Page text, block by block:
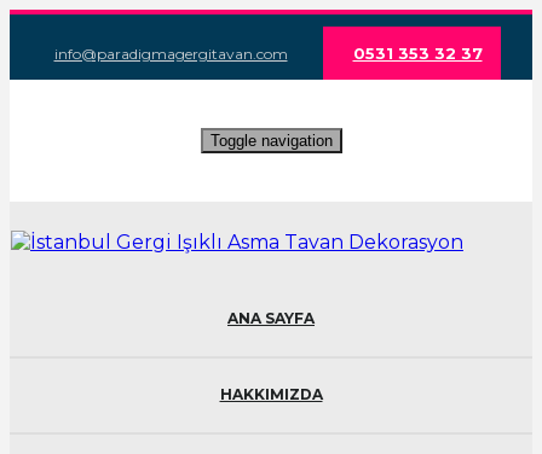
info@paradigmagergitavan.com 0531 353 32 37
Toggle navigation
ANA SAYFA
HAKKIMIZDA